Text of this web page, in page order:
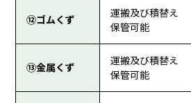
⑫ゴムくず
運搬及び積替え
保管可能
⑬金属くず
運搬及び積替え
保管可能